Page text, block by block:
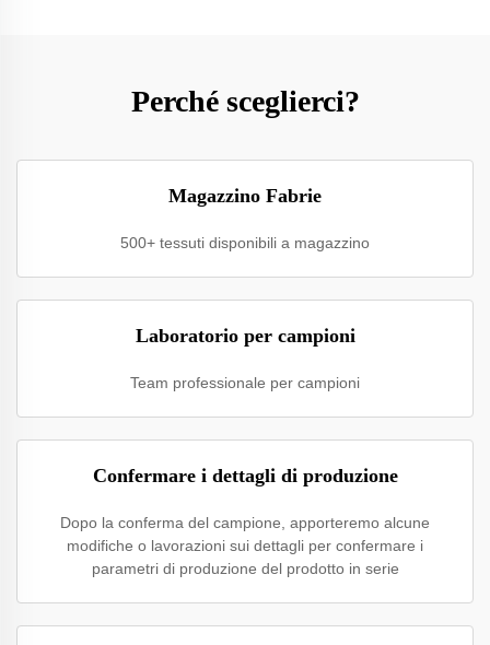
Perché sceglierci?
Magazzino Fabrie
500+ tessuti disponibili a magazzino
Laboratorio per campioni
Team professionale per campioni
Confermare i dettagli di produzione
Dopo la conferma del campione, apporteremo alcune
modifiche o lavorazioni sui dettagli per confermare i
parametri di produzione del prodotto in serie